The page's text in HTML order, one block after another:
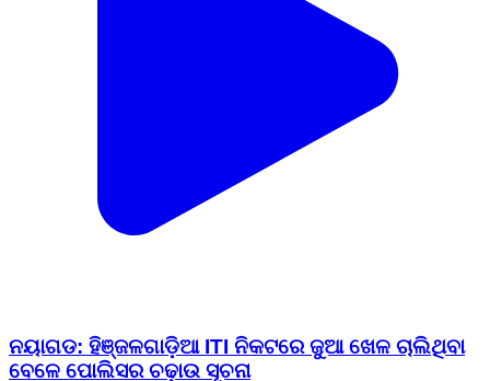
ନୟାଗଡ: ହିଞ୍ଜଳଗାଡ଼ିଆ ITI ନିକଟରେ ଜୁଆ ଖେଳ ଚାଲିଥିବା
ବେଳେ ପୋଲିସର ଚଢ଼ାଉ ସୂଚନା